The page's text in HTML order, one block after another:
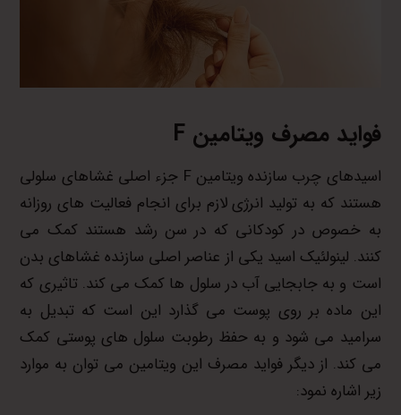
فواید مصرف ویتامینF
اسیدهای چرب سازنده ویتامین F جزء اصلی غشاهای سلولی
هستند که به تولید انرژی لازم برای انجام فعالیت های روزانه
به خصوص در کودکانی که در سن رشد هستند کمک می
کنند. لینولئیک اسید یکی از عناصر اصلی سازنده غشاهای بدن
است و به جابجایی آب در سلول ها کمک می کند. تاثیری که
این ماده بر روی پوست می گذارد این است که تبدیل به
سرامید می شود و به حفظ رطوبت سلول های پوستی کمک
می کند. از دیگر فواید مصرف این ویتامین می توان به موارد
زیر اشاره نمود: